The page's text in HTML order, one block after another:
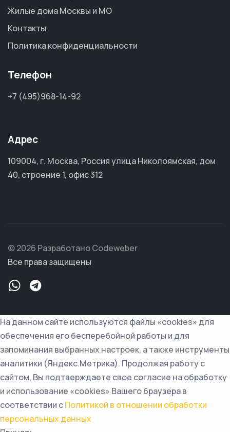
Жилые дома Москвы и МО
Контакты
Политика конфиденциальности
Телефон
+7 (495)968-14-92
Адрес
109004, г. Москва, Россия улица Николоямская, дом
40, строение 1, офис 312
© 2026 Разработано Codeweber
Все права защищены
На данном сайте используются файлы «cookies» для
обеспечения его бесперебойной работы и для
запоминания выбранных настроек, а также инструменты
аналитики (Яндекс.Метрика). Продолжая работу с
сайтом, Вы подтверждаете свое согласие на обработку
и использование «cookies» Вашего браузера в
соответствии сПолитикой в отношении обработки
персональных данных